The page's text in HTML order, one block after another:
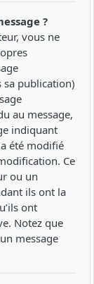
?
vous ne
sa publication)
au message,
indiquant
été modifié
Ce
ou un
ils ont la
ont
Notez que
message